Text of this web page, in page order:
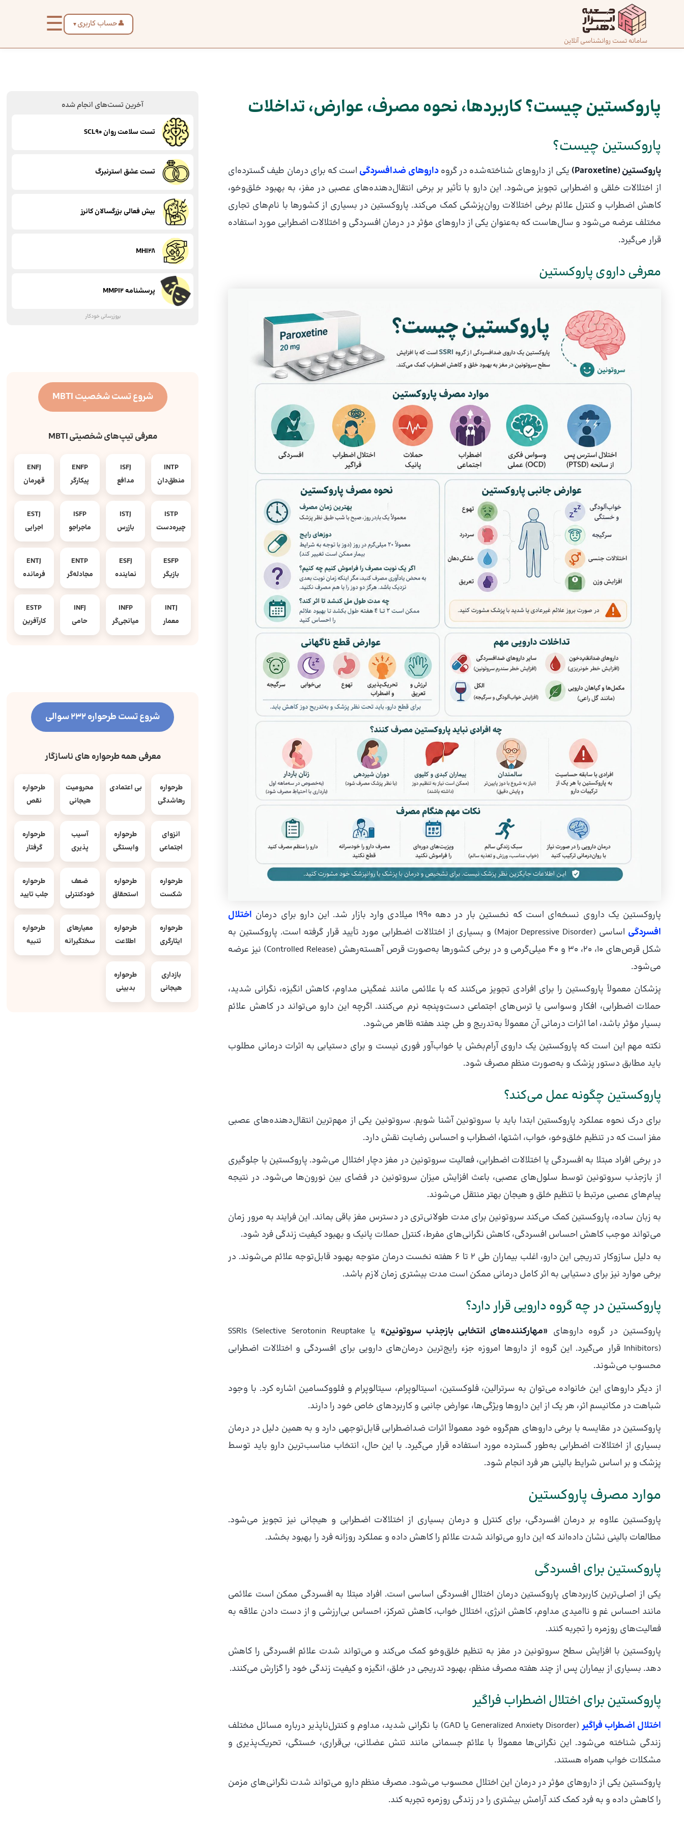
سامانه تست روانشناسی آنلاین
👤حساب کاربری ▼
☰
صفحه
ما
با ما
دسته‌بندی
تست‌ها
پاروکستین چیست؟ کاربردها، نحوه مصرف، عوارض، تداخلات
پاروکستین چیست؟
پاروکستین (Paroxetine) یکی از داروهای شناخته‌شده در گروهداروهای ضدافسردگی است که برای درمان طیف گسترده‌ای
از اختلالات خلقی و اضطرابی تجویز می‌شود. این دارو با تأثیر بر برخی انتقال‌دهنده‌های عصبی در مغز، به بهبود خلق‌وخو،
کاهش اضطراب و کنترل علائم برخی اختلالات روان‌پزشکی کمک می‌کند. پاروکستین در بسیاری از کشورها با نام‌های تجاری
مختلف عرضه می‌شود و سال‌هاست که به‌عنوان یکی از داروهای مؤثر در درمان افسردگی و اختلالات اضطرابی مورد استفاده
قرار می‌گیرد.
معرفی داروی پاروکستین
پاروکستین یک داروی نسخه‌ای است که نخستین بار در دهه ۱۹۹۰ میلادی وارد بازار شد. این دارو برای درمان
اختلال
افسردگی
اساسی (Major Depressive Disorder) و بسیاری از اختلالات اضطرابی مورد تأیید قرار گرفته است. پاروکستین به
شکل قرص‌های ۱۰، ۲۰، ۳۰ و ۴۰ میلی‌گرمی و در برخی کشورها به‌صورت قرص آهسته‌رهش (Controlled Release) نیز عرضه
می‌شود.
پزشکان معمولاً پاروکستین را برای افرادی تجویز می‌کنند که با علائمی مانند غمگینی مداوم، کاهش انگیزه، نگرانی شدید،
حملات اضطرابی، افکار وسواسی یا ترس‌های اجتماعی دست‌وپنجه نرم می‌کنند. اگرچه این دارو می‌تواند در کاهش علائم
بسیار مؤثر باشد، اما اثرات درمانی آن معمولاً به‌تدریج و طی چند هفته ظاهر می‌شود.
نکته مهم این است که پاروکستین یک داروی آرام‌بخش یا خواب‌آور فوری نیست و برای دستیابی به اثرات درمانی مطلوب
باید مطابق دستور پزشک و به‌صورت منظم مصرف شود.
پاروکستین چگونه عمل می‌کند؟
برای درک نحوه عملکرد پاروکستین ابتدا باید با سروتونین آشنا شویم. سروتونین یکی از مهم‌ترین انتقال‌دهنده‌های عصبی
مغز است که در تنظیم خلق‌وخو، خواب، اشتها، اضطراب و احساس رضایت نقش دارد.
در برخی افراد مبتلا به افسردگی یا اختلالات اضطرابی، فعالیت سروتونین در مغز دچار اختلال می‌شود. پاروکستین با جلوگیری
از بازجذب سروتونین توسط سلول‌های عصبی، باعث افزایش میزان سروتونین در فضای بین نورون‌ها می‌شود. در نتیجه
پیام‌های عصبی مرتبط با تنظیم خلق و هیجان بهتر منتقل می‌شوند.
به زبان ساده، پاروکستین کمک می‌کند سروتونین برای مدت طولانی‌تری در دسترس مغز باقی بماند. این فرایند به مرور زمان
می‌تواند موجب کاهش احساس افسردگی، کاهش نگرانی‌های مفرط، کنترل حملات پانیک و بهبود کیفیت زندگی فرد شود.
به دلیل سازوکار تدریجی این دارو، اغلب بیماران طی ۲ تا ۶ هفته نخست درمان متوجه بهبود قابل‌توجه علائم می‌شوند. در
برخی موارد نیز برای دستیابی به اثر کامل درمانی ممکن است مدت بیشتری زمان لازم باشد.
پاروکستین در چه گروه دارویی قرار دارد؟
پاروکستین در گروه داروهای «مهارکننده‌های انتخابی بازجذب سروتونین»
یا SSRIs (Selective Serotonin Reuptake
Inhibitors) قرار می‌گیرد. این گروه از داروها امروزه جزء رایج‌ترین درمان‌های دارویی برای افسردگی و اختلالات اضطرابی
محسوب می‌شوند.
از دیگر داروهای این خانواده می‌توان به سرترالین، فلوکستین، اسیتالوپرام، سیتالوپرام و فلووکسامین اشاره کرد. با وجود
شباهت در مکانیسم اثر، هر یک از این داروها ویژگی‌ها، عوارض جانبی و کاربردهای خاص خود را دارند.
پاروکستین در مقایسه با برخی داروهای هم‌گروه خود معمولاً اثرات ضداضطرابی قابل‌توجهی دارد و به همین دلیل در درمان
بسیاری از اختلالات اضطرابی به‌طور گسترده مورد استفاده قرار می‌گیرد. با این حال، انتخاب مناسب‌ترین دارو باید توسط
پزشک و بر اساس شرایط بالینی هر فرد انجام شود.
موارد مصرف پاروکستین
پاروکستین علاوه بر درمان افسردگی، برای کنترل و درمان بسیاری از اختلالات اضطرابی و هیجانی نیز تجویز می‌شود.
مطالعات بالینی نشان داده‌اند که این دارو می‌تواند شدت علائم را کاهش داده و عملکرد روزانه فرد را بهبود بخشد.
پاروکستین برای افسردگی
یکی از اصلی‌ترین کاربردهای پاروکستین درمان اختلال افسردگی اساسی است. افراد مبتلا به افسردگی ممکن است علائمی
مانند احساس غم و ناامیدی مداوم، کاهش انرژی، اختلال خواب، کاهش تمرکز، احساس بی‌ارزشی و از دست دادن علاقه به
فعالیت‌های روزمره را تجربه کنند.
پاروکستین با افزایش سطح سروتونین در مغز به تنظیم خلق‌وخو کمک می‌کند و می‌تواند شدت علائم افسردگی را کاهش
دهد. بسیاری از بیماران پس از چند هفته مصرف منظم، بهبود تدریجی در خلق، انگیزه و کیفیت زندگی خود را گزارش می‌کنند.
پاروکستین برای اختلال اضطراب فراگیر
اختلال اضطراب فراگیر
(Generalized Anxiety Disorder یا GAD) با نگرانی شدید، مداوم و کنترل‌ناپذیر درباره مسائل مختلف
زندگی شناخته می‌شود. این نگرانی‌ها معمولاً با علائم جسمانی مانند تنش عضلانی، بی‌قراری، خستگی، تحریک‌پذیری و
مشکلات خواب همراه هستند.
پاروکستین یکی از داروهای مؤثر در درمان این اختلال محسوب می‌شود. مصرف منظم دارو می‌تواند شدت نگرانی‌های مزمن
را کاهش داده و به فرد کمک کند آرامش بیشتری را در زندگی روزمره تجربه کند.
پیمایش
آخرین تست‌های انجام شده
تست سلامت روان SCL90
تست عشق استرنبرگ
بیش فعالی بزرگسالان کانرز
MHI28
پرسشنامه MMPI2
بروزرسانی خودکار
شروع تست شخصیت MBTI
معرفی تیپ‌های شخصیتی MBTI
INTP
منطق‌دان
ISFJ
مدافع
ENFP
پیکارگر
ENFJ
قهرمان
ISTP
چیره‌دست
ISTJ
بازرس
ISFP
ماجراجو
ESTJ
اجرایی
ESFP
بازیگر
ESFJ
نماینده
ENTP
مجادله‌گر
ENTJ
فرمانده
INTJ
معمار
INFP
میانجی‌گر
INFJ
حامی
ESTP
کارآفرین
شروع تست طرحواره 232 سوالی
معرفی همه طرحواره های ناسازگار
طرحواره
رهاشدگی
بی اعتمادی
محرومیت
هیجانی
طرحواره
نقص
انزوای
اجتماعی
طرحواره
وابستگی
آسیب
پذیری
طرحواره
گرفتار
طرحواره
شکست
طرحواره
استحقاق
ضعف
خودکنترلی
طرحواره
جلب تایید
طرحواره
ایثارگری
طرحواره
اطلاعت
معیارهای
سختگیرانه
طرحواره
تنبیه
بازداری
هیجانی
طرحواره
بدبینی